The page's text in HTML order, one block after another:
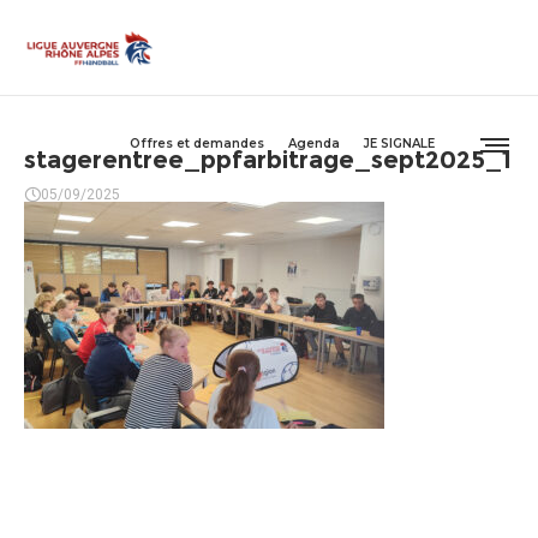
Offres et demandes Agenda JE SIGNALE
stagerentree_ppfarbitrage_sept2025_1
05/09/2025